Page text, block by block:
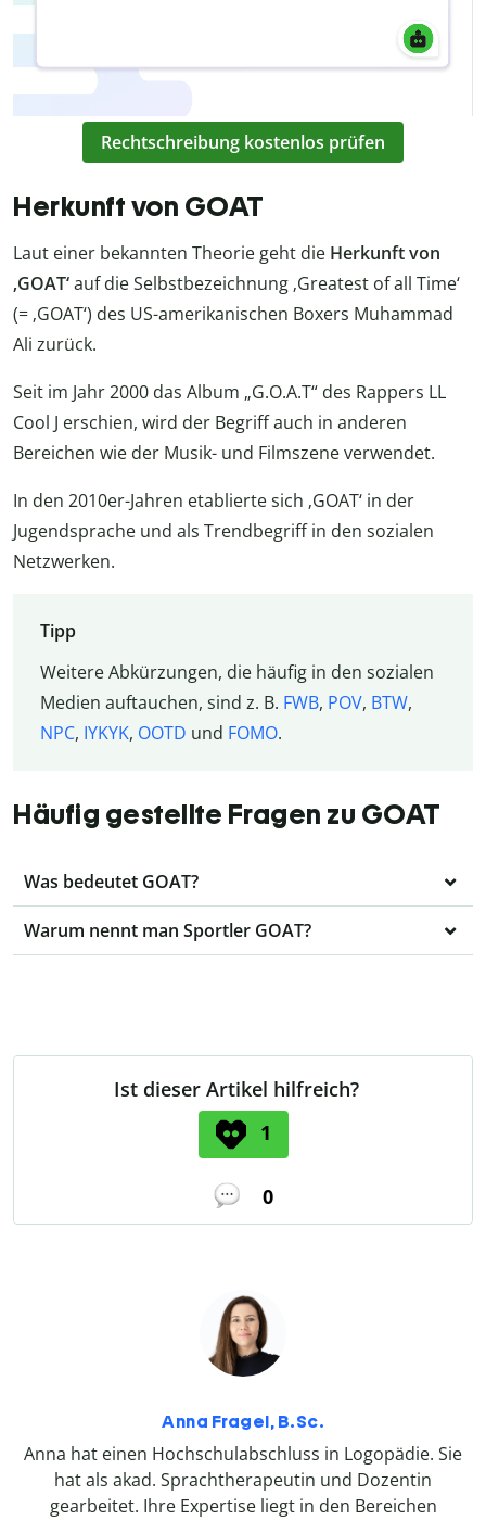
Rechtschreibung kostenlos prüfen
Herkunft von GOAT
Laut einer bekannten Theorie geht die Herkunft von
‚GOAT‘auf die Selbstbezeichnung ‚Greatest of all Time‘
(= ‚GOAT‘) des US-amerikanischen Boxers Muhammad
Ali zurück.
Seit im Jahr 2000 das Album „G.O.A.T“ des Rappers LL
Cool J erschien, wird der Begriff auch in anderen
Bereichen wie der Musik- und Filmszene verwendet.
In den 2010er-Jahren etablierte sich ‚GOAT‘ in der
Jugendsprache und als Trendbegriff in den sozialen
Netzwerken.
Tipp
Weitere Abkürzungen, die häufig in den sozialen
Medien auftauchen, sind z. B. FWB, POV, BTW,
NPC, IYKYK, OOTD und FOMO.
Häufig gestellte Fragen zu GOAT
Was bedeutet GOAT?
Warum nennt man Sportler GOAT?
Ist dieser Artikel hilfreich?
1
0
Anna Fragel, B.Sc.
Anna hat einen Hochschulabschluss in Logopädie. Sie
hat als akad. Sprachtherapeutin und Dozentin
gearbeitet. Ihre Expertise liegt in den Bereichen